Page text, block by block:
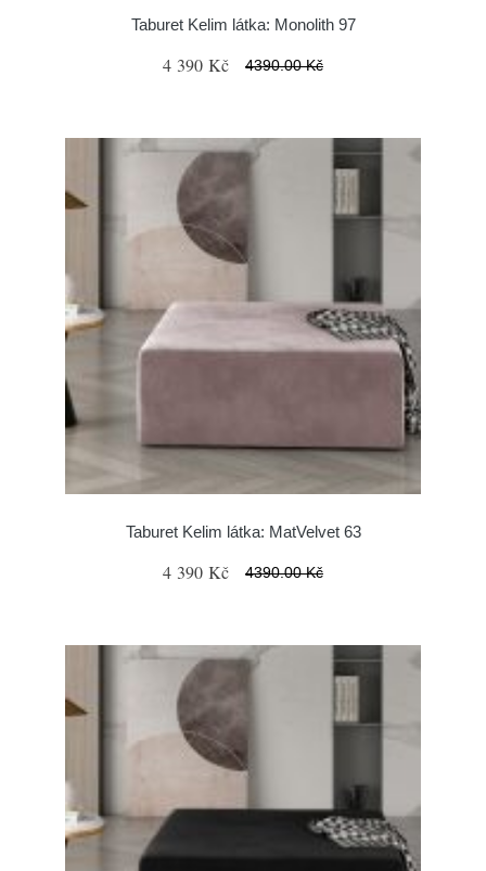
Taburet Kelim látka: Monolith 97
4 390 Kč 4390.00 Kč
Taburet Kelim látka: MatVelvet 63
4 390 Kč 4390.00 Kč